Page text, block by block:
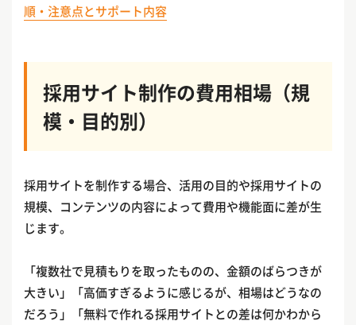
順・注意点とサポート内容
採用サイト制作の費用相場（規
模・目的別）
採用サイトを制作する場合、活用の目的や採用サイトの
規模、コンテンツの内容によって費用や機能面に差が生
じます。
「複数社で見積もりを取ったものの、金額のばらつきが
大きい」「高価すぎるように感じるが、相場はどうなの
だろう」「無料で作れる採用サイトとの差は何かわから